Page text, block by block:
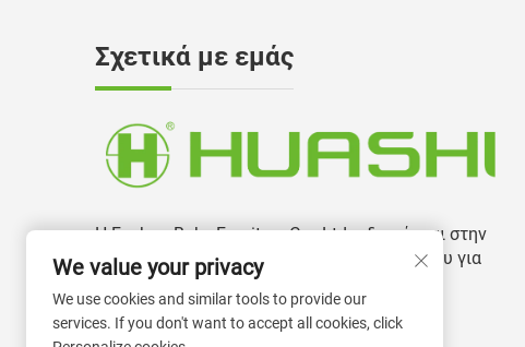
Σχετικά με εμάς
Η Foshan Boke Furniture Co., Ltd ειδικεύεται στην
παραγωγή και ανάπτυξη καρεκλών γραφείου για
περισσότερα από 13 χρόνια.
We value your privacy
We use cookies and similar tools to provide our
services. If you don't want to accept all cookies, click